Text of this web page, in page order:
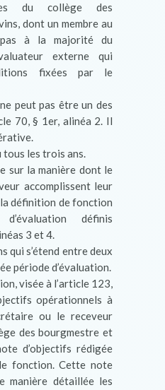
du collège des
dont un membre au
pas à la majorité du
externe qui
fixées par le
peut pas être un des
70, § 1er, alinéa 2. Il
tous les trois ans.
sur la manière dont le
accomplissent leur
définition de fonction
définis
3 et 4.
qui s’étend entre deux
période d’évaluation.
visée à l’article 123,
opérationnels à
ou le receveur
des bourgmestre et
d’objectifs rédigée
fonction. Cette note
manière détaillée les